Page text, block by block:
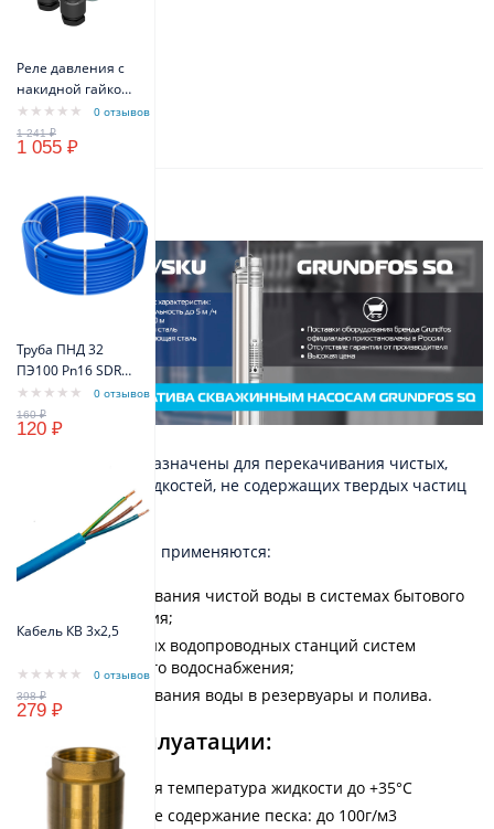
Реле давления с
накидной гайкой
VODOS PM/5 1/4" -
FG 16A(10A) IP44
0 отзывов
1 055 ₽
Труба ПНД 32
ПЭ100 Pn16 SDR11
(синий цвет)
VODOS Standart
0 отзывов
120 ₽
Кабель КВ 3х2,5
0 отзывов
279 ₽
Описание
Насосы SKU предназначены для перекачивания чистых,
неагрессивных жидкостей, не содержащих твердых частиц
или волокон.
Насосы этой серии применяются:
для перекачивания чистой воды в системах бытового
водоснабжения;
для небольших водопроводных станций систем
коммунального водоснабжения;
для перекачивания воды в резервуары и полива.
Условия эксплуатации:
Максимальная температура жидкости до +35°C
Максимальное содержание песка: до 100г/м3